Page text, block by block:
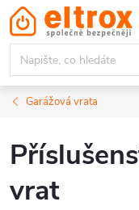
Přejít
na
obsah
Garážová vrata
vrat